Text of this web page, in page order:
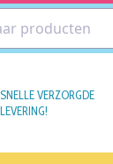
SNELLE VERZORGDE
LEVERING!